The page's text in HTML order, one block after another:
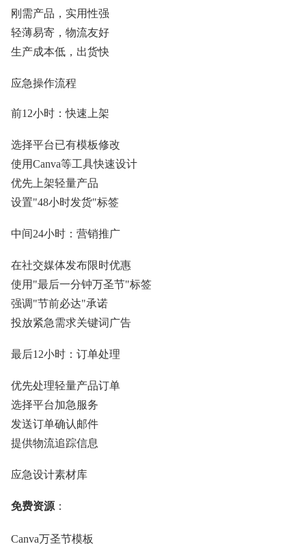
刚需产品，实用性强
轻薄易寄，物流友好
生产成本低，出货快
应急操作流程
前12小时：快速上架
选择平台已有模板修改
使用Canva等工具快速设计
优先上架轻量产品
设置"48小时发货"标签
中间24小时：营销推广
在社交媒体发布限时优惠
使用"最后一分钟万圣节"标签
强调"节前必达"承诺
投放紧急需求关键词广告
最后12小时：订单处理
优先处理轻量产品订单
选择平台加急服务
发送订单确认邮件
提供物流追踪信息
应急设计素材库
免费资源 ：
Canva万圣节模板